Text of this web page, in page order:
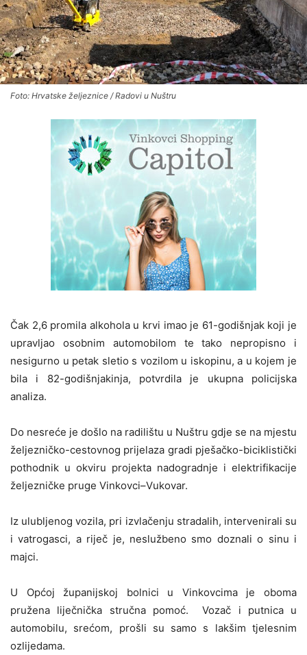
Foto: Hrvatske željeznice / Radovi u Nuštru
Čak 2,6 promila alkohola u krvi imao je 61-godišnjak koji je
upravljao osobnim automobilom te tako nepropisno i
nesigurno u petak sletio s vozilom u iskopinu, a u kojem je
bila i 82-godišnjakinja, potvrdila je ukupna policijska
analiza.
Do nesreće je došlo na radilištu u Nuštru gdje se na mjestu
željezničko-cestovnog prijelaza gradi pješačko-biciklistički
pothodnik u okviru projekta nadogradnje i elektrifikacije
željezničke pruge Vinkovci–Vukovar.
Iz ulubljenog vozila, pri izvlačenju stradalih, intervenirali su
i vatrogasci, a riječ je, neslužbeno smo doznali o sinu i
majci.
U Općoj županijskoj bolnici u Vinkovcima je oboma
pružena liječnička stručna pomoć. Vozač i putnica u
automobilu, srećom, prošli su samo s lakšim tjelesnim
ozlijedama.